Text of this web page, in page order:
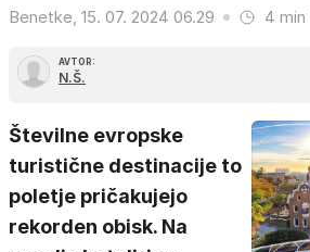
Benetke, 15. 07. 2024 06.29 4 min
AVTOR:
N.Š.
Številne evropske
turistične destinacije to
poletje pričakujejo
rekorden obisk. Na